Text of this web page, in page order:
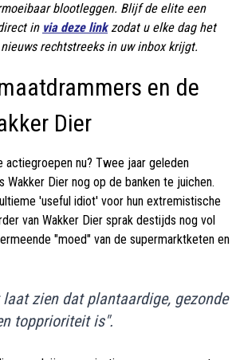
blootleggen. Blijf de elite een
in via deze link zodat u elke dag het
rechtstreeks in uw inbox krijgt.
en de
Dier
actiegroepen nu? Twee jaar geleden
Wakker Dier nog op de banken te juichen.
'useful idiot' voor hun extremistische
van Wakker Dier sprak destijds nog vol
"moed" van de supermarktketen en
laat zien dat plantaardige, gezonde
topprioriteit is".